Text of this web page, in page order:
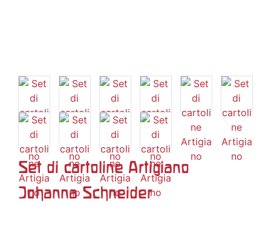
Set di cartoline Artigiano
Johanna Schneider